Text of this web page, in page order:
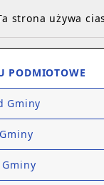
PODMIOTOWE
Gminy
Gminy
strona używa